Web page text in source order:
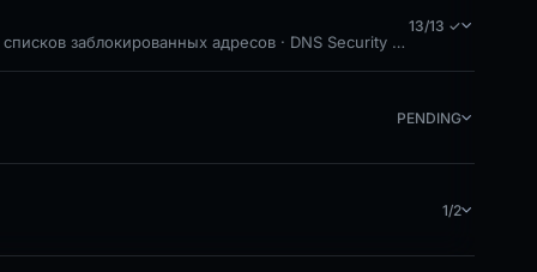
заблокированных адресов · DNS Security Blocks · Free
13/13 ✓
PENDING
1/2